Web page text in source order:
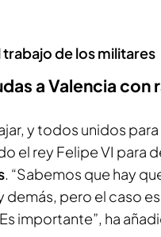
trabajo de los militares
a Valencia con
y todos unidos
el rey Felipe VI para
. “Sabemos que hay
pero el caso
importante”, ha